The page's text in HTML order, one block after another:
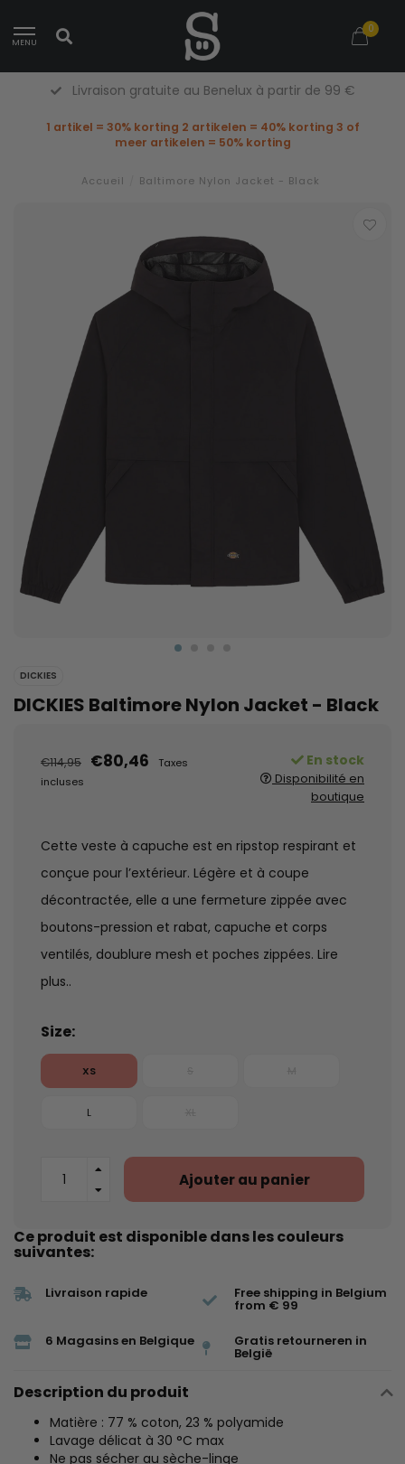
MENU
0
Livraison gratuite au Benelux à partir de 99 €
1 artikel = 30% korting 2 artikelen = 40% korting 3 of
meer artikelen = 50% korting
Accueil Baltimore Nylon Jacket - Black
DICKIES
DICKIES Baltimore Nylon Jacket - Black
€114,95 €80,46
Taxes
incluses
En stock
Disponibilité en
boutique
Cette veste à capuche est en ripstop respirant et
conçue pour l’extérieur. Légère et à coupe
décontractée, elle a une fermeture zippée avec
boutons-pression et rabat, capuche et corps
ventilés, doublure mesh et poches zippées. Lire
plus..
Size:
XS
L
Ajouter au panier
Ce produit est disponible dans les couleurs
suivantes:
Livraison rapide Free shipping in Belgium
from € 99
6 Magasins en Belgique Gratis retourneren in
België
Description du produit
Matière : 77 % coton, 23 % polyamide
Lavage délicat à 30 °C max
Ne pas sécher au sèche-linge